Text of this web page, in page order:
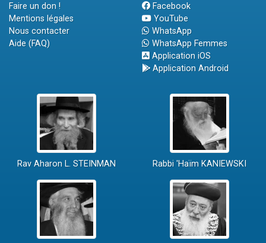
Faire un don !
Mentions légales
Nous contacter
Aide (FAQ)
Facebook
YouTube
WhatsApp
WhatsApp Femmes
Application iOS
Application Android
Rav Aharon L. STEINMAN Rabbi 'Haïm KANIEWSKI